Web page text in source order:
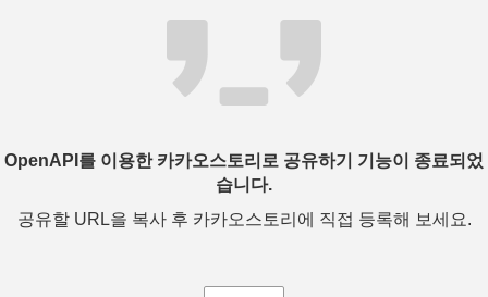
OpenAPI를 이용한 카카오스토리로 공유하기 기능이 종료되었
습니다.
공유할 URL을 복사 후 카카오스토리에 직접 등록해 보세요.